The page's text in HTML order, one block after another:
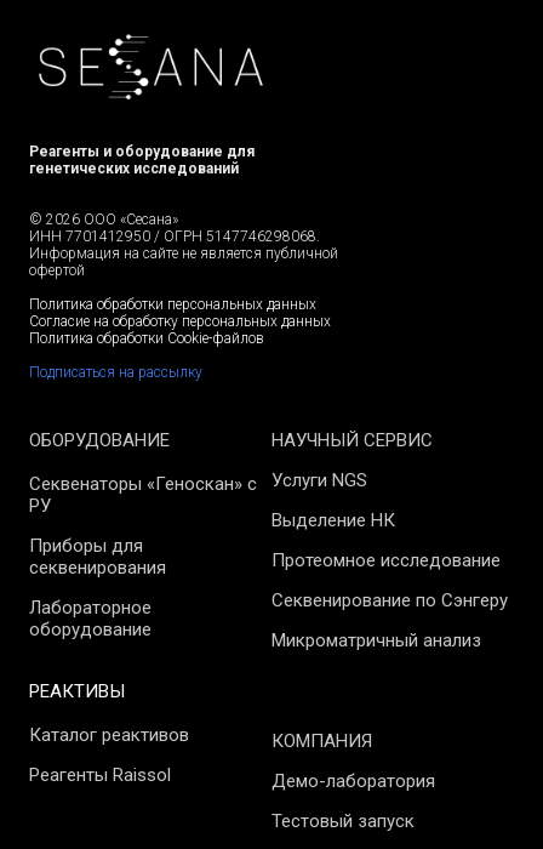
Реагенты и оборудование для
генетических исследований
© 2026 ООО «Сесана»
ИНН 7701412950 / ОГРН 5147746298068.
Информация на сайте не является публичной
офертой
Политика обработки персональных данных
Согласие на обработку персональных данных
Политика обработки Cookie-файлов
Подписаться на рассылку
ОБОРУДОВАНИЕ
Секвенаторы «Геноскан» с
РУ
Приборы для
секвенирования
Лабораторное
оборудование
РЕАКТИВЫ
Каталог реактивов
Реагенты Raissol
НАУЧНЫЙ СЕРВИС
Услуги NGS
Выделение НК
Протеомное исследование
Секвенирование по Сэнгеру
Микроматричный анализ
КОМПАНИЯ
Демо-лаборатория
Тестовый запуск